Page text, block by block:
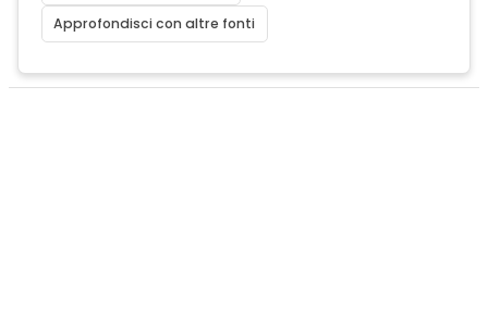
Approfondisci con altre fonti